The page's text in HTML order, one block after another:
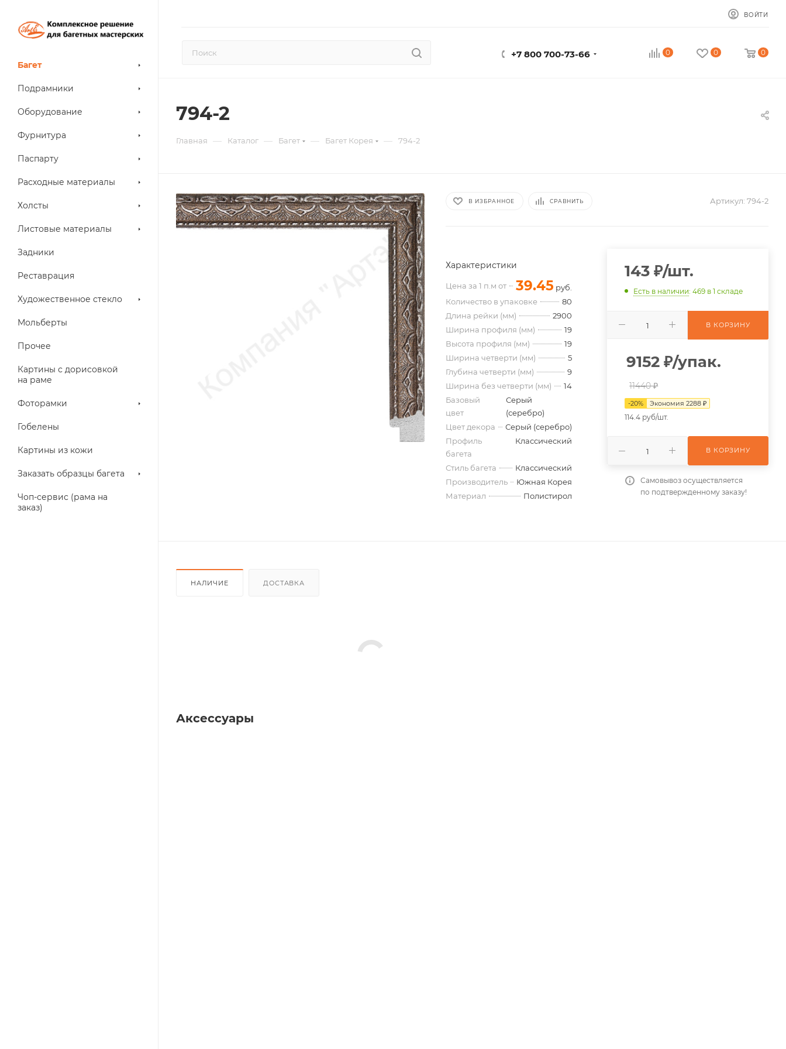
ВОЙТИ
+7 800 700-73-66 0 0 0
Багет
Подрамники
Оборудование
Фурнитура
Паспарту
Расходные материалы
Холсты
Листовые материалы
Задники
Реставрация
Художественное стекло
Мольберты
Прочее
Картины с дорисовкой
на раме
Фоторамки
Гобелены
Картины из кожи
Заказать образцы багета
Чоп-сервис (рама на
заказ)
794-2
Главная — Каталог — Багет — Багет Корея — 794-2
В ИЗБРАННОЕ СРАВНИТЬ Артикул: 794-2
Характеристики
Цена за 1 п.м от 39.45 руб.
Количество в упаковке
80
Длина рейки (мм)
2900
Ширина профиля (мм)
19
Высота профиля (мм)
19
Ширина четверти (мм)
5
Глубина четверти (мм)
9
Ширина без четверти (мм)
14
Базовый
цвет
Серый
(серебро)
Цвет декора
Серый (серебро)
Профиль
багета
Классический
Стиль багета
Классический
Производитель
Южная Корея
Материал
Полистирол
143 ₽/шт.
Есть в наличии: 469 в 1 складе
В КОРЗИНУ
9152 ₽/упак.
11440 ₽
-20% Экономия2288 ₽
114.4 руб/шт.
В КОРЗИНУ
Самовывоз осуществляется
по подтвержденному заказу!
НАЛИЧИЕ ДОСТАВКА
Аксессуары